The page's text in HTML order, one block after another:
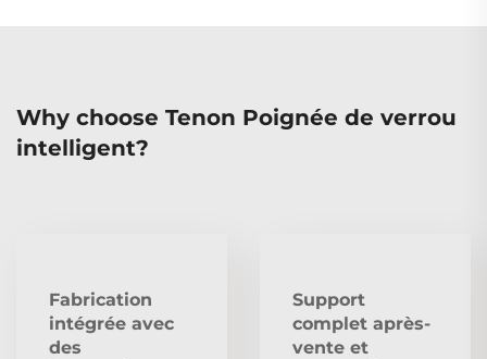
Why choose Tenon Poignée de verrou
intelligent?
Fabrication
intégrée avec
des
Support
complet après-
vente et